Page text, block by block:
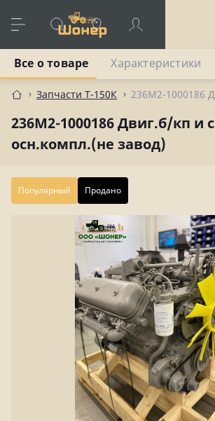
Запчасти Т-150К 236М2-1000186
236М2-1000186 Двиг.б/кп и
осн.компл.(не завод)
Все о товаре Характеристики
Популярный Продано